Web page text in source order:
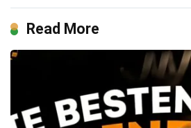
Read More